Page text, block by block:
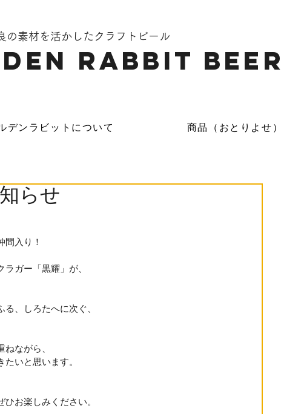
の素材を活かしたクラフトビール
Rabbit Beer
デンラビットについて 商品（おとりよせ）
らせ
間入り！
ガー「黒耀」が、
、しろたへに次ぐ、
ながら、
いと思います。
お楽しみください。